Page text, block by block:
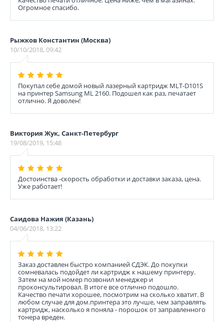
Огромное спасибо.
Рыжков Константин (Москва)
10/10/2018, 09:42
Покупал себе домой новый лазерный картридж MLT-D101S
на принтер Sаmsung ML 2160. Подошел как раз, печатает
отлично. Я доволен!
Виктория Жук, Санкт-Петербург
19/08/2019, 15:48
Достоинства -скорость обработки и доставки заказа, цена.
Уже работает!
Саидова Нажия (Казань)
04/06/2018, 13:22
Заказ доставлен быстро компанией СДЭК. До покупки
сомневалась подойдет ли картридж к нашему принтеру.
Затем на мой номер позвонил менеджер и
проконсультировал. В итоге все отлично подошло.
Качество печати хорошее, посмотрим на сколько хватит. В
любом случае для дом.принтера это лучше, чем заправлять
картридж, насколько я поняла - порошок от заправленного
тонера вреден.